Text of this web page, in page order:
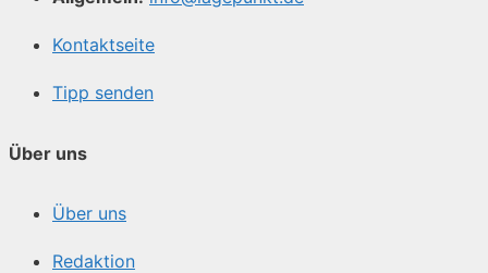
Kontaktseite
Tipp senden
Über uns
Über uns
Redaktion